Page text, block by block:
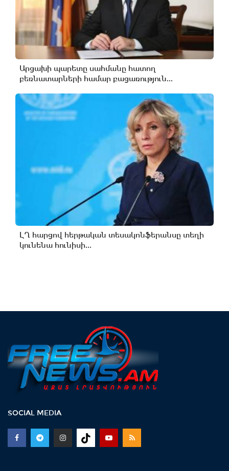
Արցախի պարետը սահմանը հատող
բեռնատարների համար բացառություն...
ԼՂ հարցով հերթական տեսակոնֆերանսը տեղի
կունենա հունիսի...
SOCIAL MEDIA